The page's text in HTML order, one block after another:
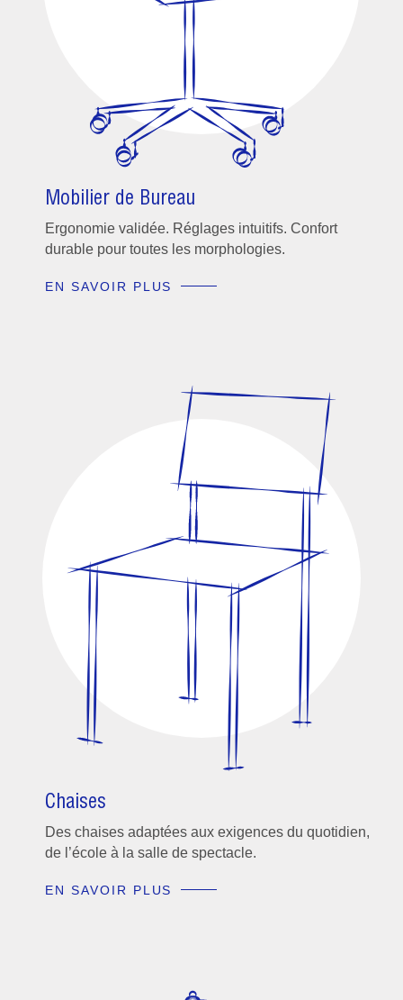
Mobilier de Bureau
Ergonomie validée. Réglages intuitifs. Confort
durable pour toutes les morphologies.
EN SAVOIR PLUS
Chaises
Des chaises adaptées aux exigences du quotidien,
de l’école à la salle de spectacle.
EN SAVOIR PLUS